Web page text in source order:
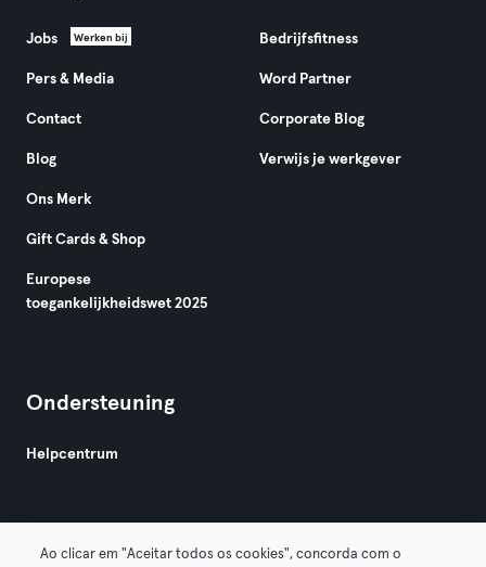
Jobs Werken bij
Pers & Media
Contact
Blog
Ons Merk
Gift Cards & Shop
Europese
toegankelijkheidswet 2025
Bedrijfsfitness
Word Partner
Corporate Blog
Verwijs je werkgever
Ondersteuning
Helpcentrum
Ao clicar em "Aceitar todos os cookies", concorda com o